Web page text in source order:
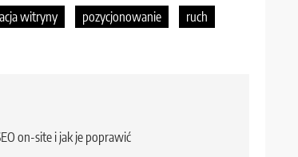
witryny pozycjonowanie
ruch
on-site i jak je poprawić